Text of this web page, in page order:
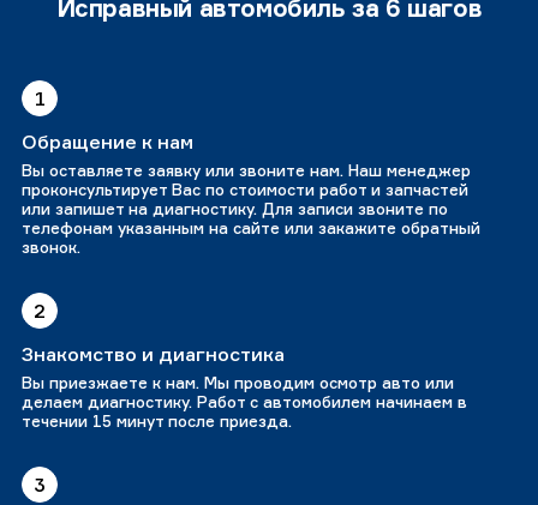
Исправный автомобиль за 6 шагов
1
Обращение к нам
Вы оставляете заявку или звоните нам. Наш менеджер
проконсультирует Вас по стоимости работ и запчастей
или запишет на диагностику. Для записи звоните по
телефонам указанным на сайте или закажите обратный
звонок.
2
Знакомство и диагностика
Вы приезжаете к нам. Мы проводим осмотр авто или
делаем диагностику. Работ с автомобилем начинаем в
течении 15 минут после приезда.
3